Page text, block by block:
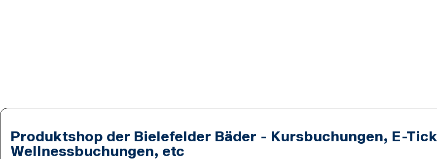
Produktshop der Bielefelder Bäder - Kursbuchungen, E-
Wellnessbuchungen, etc